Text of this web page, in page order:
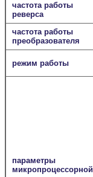
частота работы
реверса
частота работы
преобразователя
режим работы
параметры
микропроцессорной